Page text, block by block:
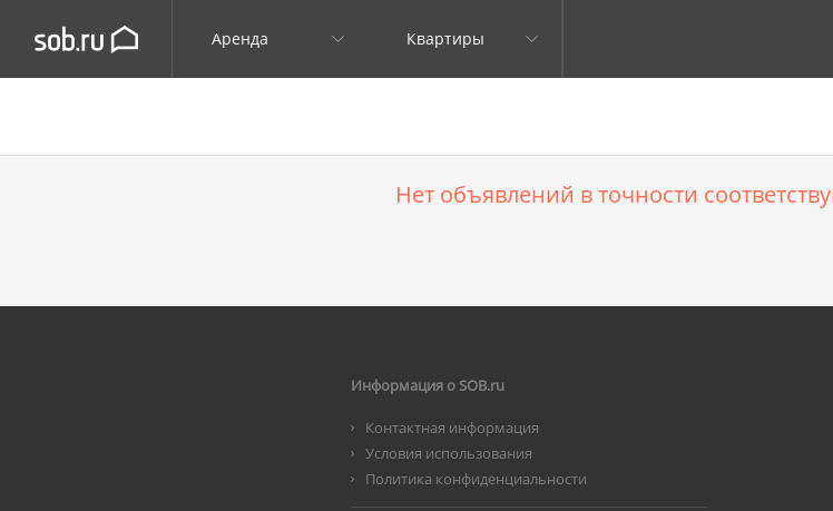
Аренда Квартиры
Нет объявлений в точности
Информация о SOB.ru
Контактная информация
Условия использования
Политика конфиденциальности